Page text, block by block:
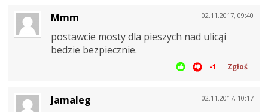
02.11.2017, 09:40
Mmm
postawcie mosty dla pieszych nad ulicąi
bedzie bezpiecznie.
-1 Zgłoś
02.11.2017, 10:17
Jamaleg